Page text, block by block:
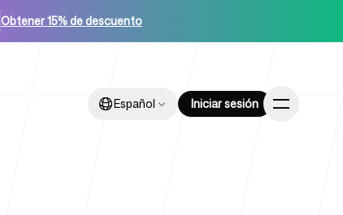
Obtener 15% de descuento
Español Iniciar sesión
Español Iniciar sesión